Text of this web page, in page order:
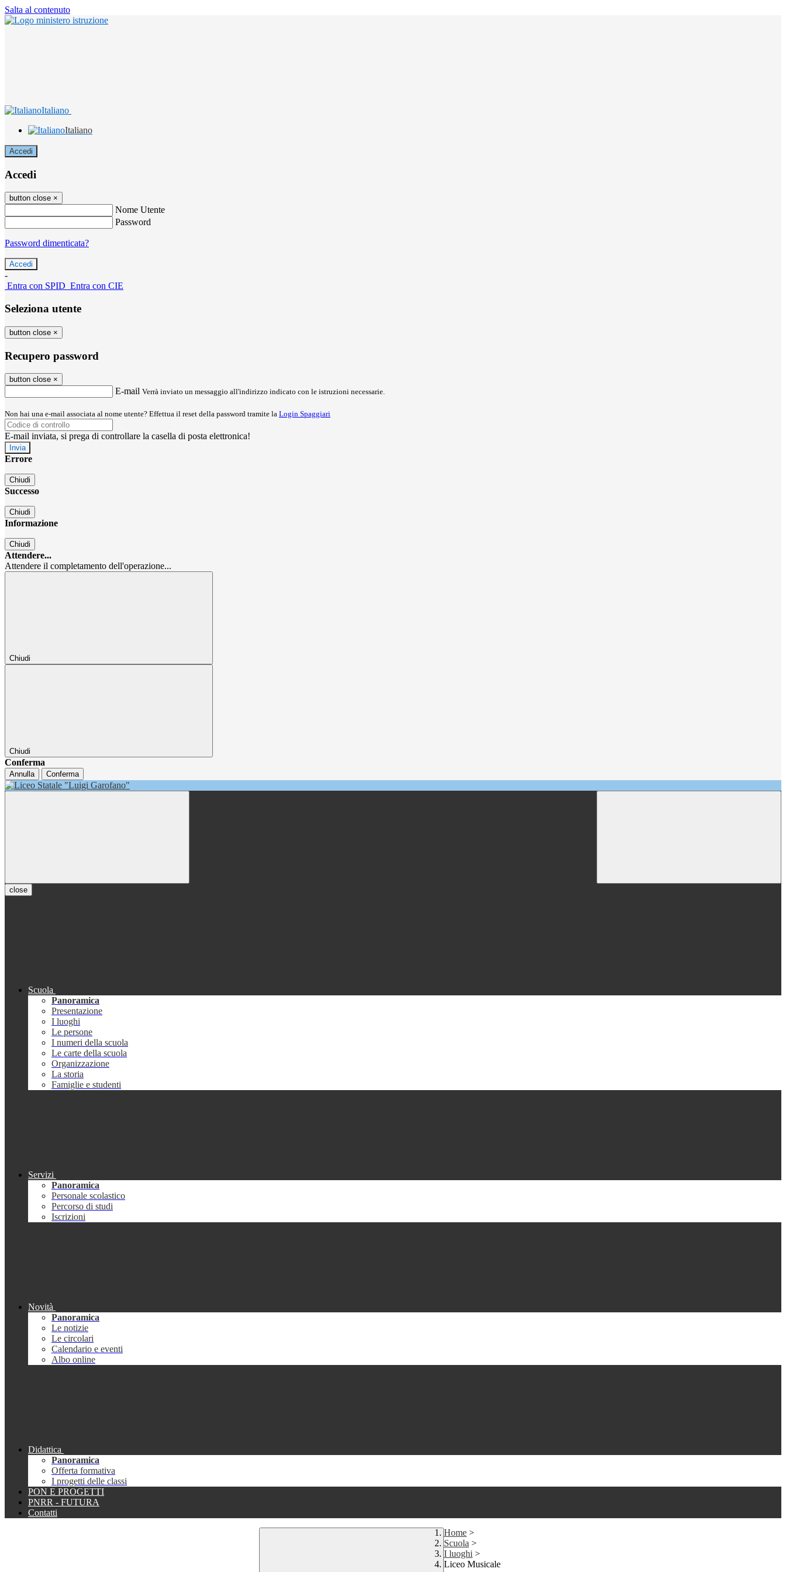
Salta al contenuto
Italiano
Italiano
Accedi
Accedi
button close ×
Nome Utente
Password
Password dimenticata?
-
Entra con SPID Entra con CIE
Seleziona utente
button close ×
Recupero password
button close ×
E-mail Verrà inviato un messaggio all'indirizzo indicato con le istruzioni necessarie.
Non hai una e-mail associata al nome utente? Effettua il reset della password tramite la Login Spaggiari
E-mail inviata, si prega di controllare la casella di posta elettronica!
Errore
Chiudi
Successo
Chiudi
Informazione
Chiudi
Attendere...
Attendere il completamento dell'operazione...
Chiudi
Chiudi
Conferma
Annulla Conferma
close
Scuola
Panoramica
Presentazione
I luoghi
Le persone
I numeri della scuola
Le carte della scuola
Organizzazione
La storia
Famiglie e studenti
Servizi
Panoramica
Personale scolastico
Percorso di studi
Iscrizioni
Novità
Panoramica
Le notizie
Le circolari
Calendario e eventi
Albo online
Didattica
Panoramica
Offerta formativa
I progetti delle classi
PON E PROGETTI
PNRR - FUTURA
Contatti
Home >
Scuola >
I luoghi >
Liceo Musicale